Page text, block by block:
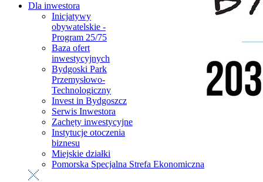
Dla inwestora
Inicjatywy
obywatelskie -
Program 25/75
Baza ofert
inwestycyjnych
Bydgoski Park
Przemysłowo-
Technologiczny
Invest in Bydgoszcz
Serwis Inwestora
Zachęty inwestycyjne
Instytucje otoczenia
biznesu
Miejskie działki
Pomorska Specjalna Strefa Ekonomiczna